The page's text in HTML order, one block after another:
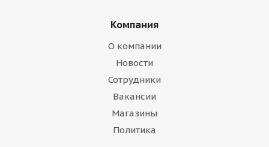
Компания
О компании
Новости
Сотрудники
Вакансии
Магазины
Политика